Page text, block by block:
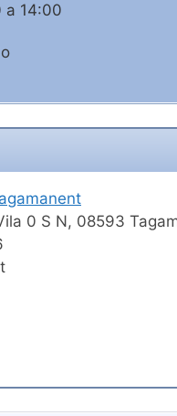
a 14:00
0 S N, 08593